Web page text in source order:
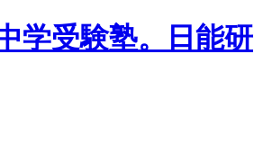
学受験塾。日能研